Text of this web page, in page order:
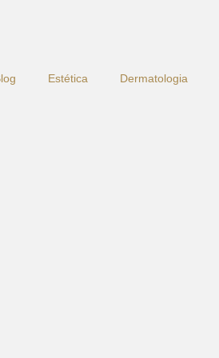
Estética Dermatologia